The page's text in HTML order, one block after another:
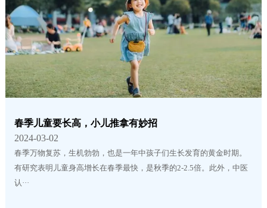
春季儿童要长高，小儿推拿有妙招
2024-03-02
春季万物复苏，生机勃勃，也是一年中孩子们生长发育的黄金时期。
有研究表明儿童身高增长在春季最快，是秋季的2-2.5倍。此外，中医
认···